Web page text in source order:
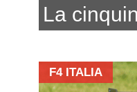
La
F4 ITALIA